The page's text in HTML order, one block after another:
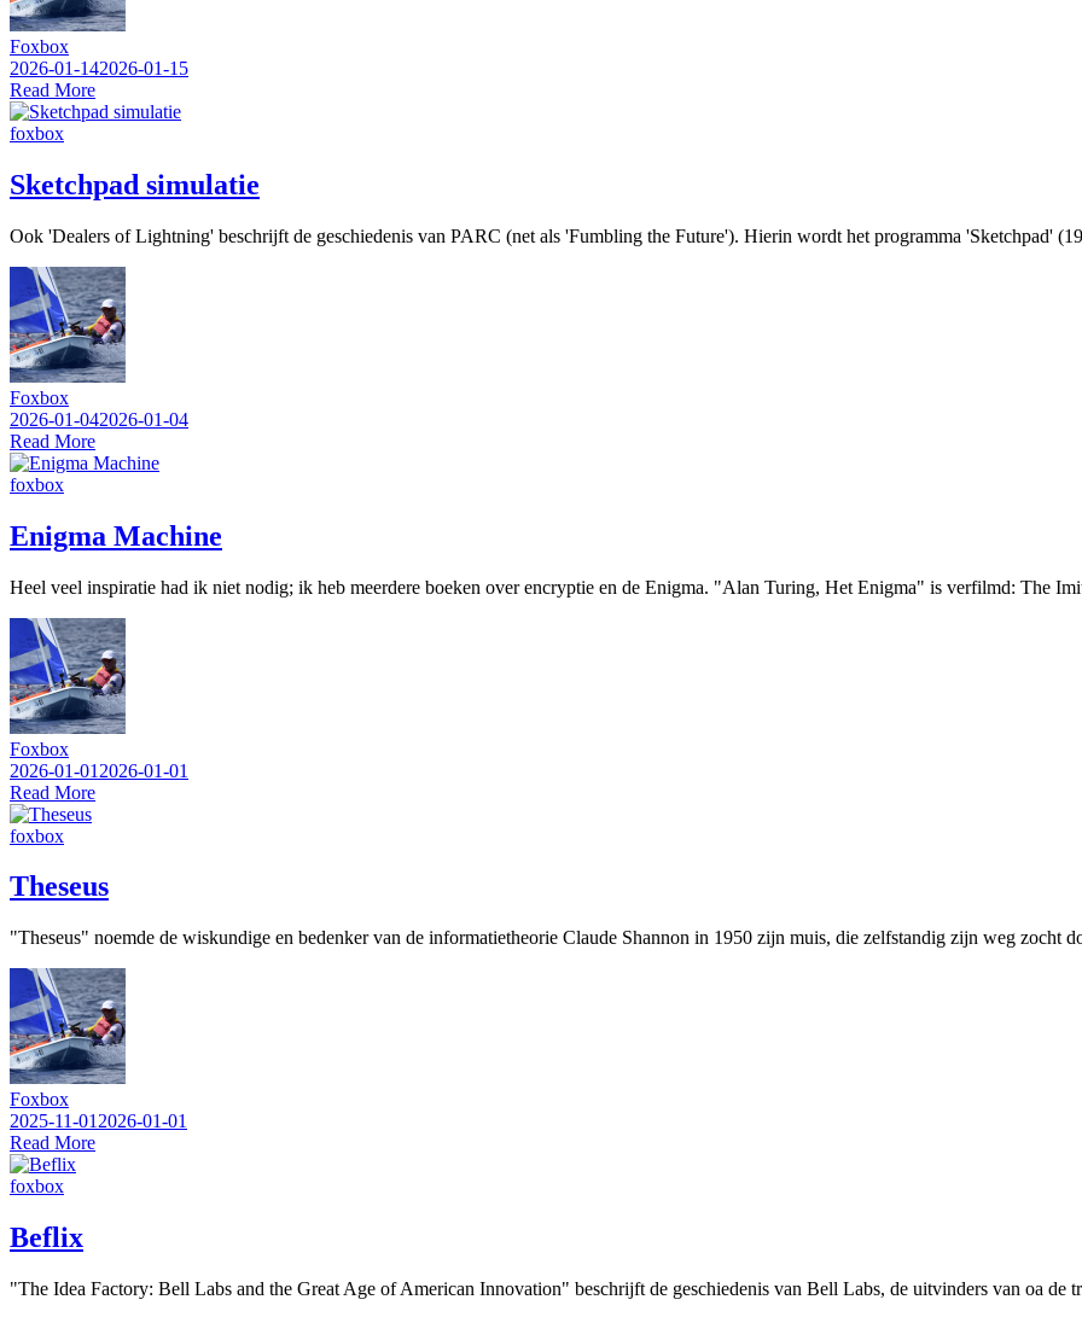
Foxbox
2026-01-142026-01-15
Read More
foxbox
Sketchpad simulatie
Ook 'Dealers of Lightning' beschrijft de geschiedenis van PARC (net als 'Fumbling the Future'). Hierin wordt het programma 'Sketchpad'
Foxbox
2026-01-042026-01-04
Read More
foxbox
Enigma Machine
Heel veel inspiratie had ik niet nodig; ik heb meerdere boeken over encryptie en de Enigma. "Alan Turing, Het Enigma" is verfilmd: The
Foxbox
2026-01-01 2026-01-01
Read More
foxbox
Theseus
"Theseus" noemde de wiskundige en bedenker van de informatietheorie Claude Shannon in 1950 zijn muis, die zelfstandig zijn weg zocht
Foxbox
2025-11-01 2026-01-01
Read More
foxbox
Beflix
"The Idea Factory: Bell Labs and the Great Age of American Innovation" beschrijft de geschiedenis van Bell Labs, de uitvinders van oa de